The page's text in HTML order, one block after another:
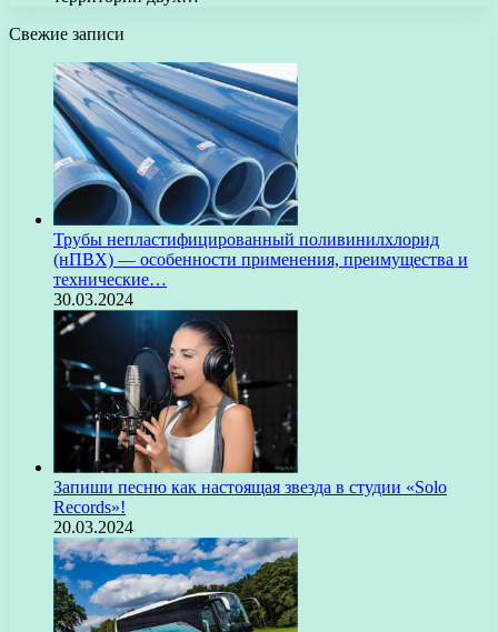
Свежие записи
Трубы непластифицированный поливинилхлорид
(нПВХ) — особенности применения, преимущества и
технические…
30.03.2024
Запиши песню как настоящая звезда в студии «Solo
Records»!
20.03.2024